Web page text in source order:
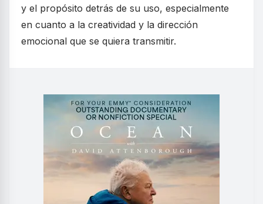
y el propósito detrás de su uso, especialmente
en cuanto a la creatividad y la dirección
emocional que se quiera transmitir.